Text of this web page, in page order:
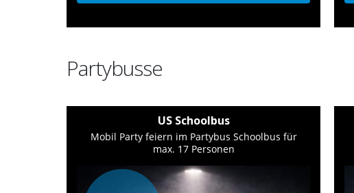
Partybusse
US Schoolbus
Mobil Party feiern im Partybus Schoolbus für
max. 17 Personen